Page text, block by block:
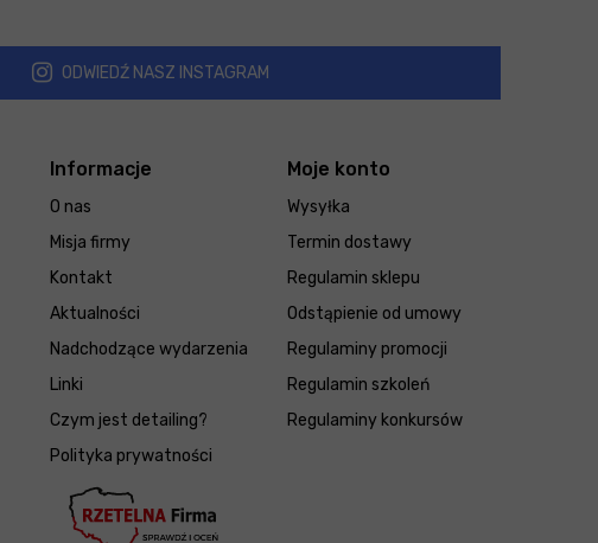
ODWIEDŹ NASZ INSTAGRAM
Informacje
O nas
Misja firmy
Kontakt
Aktualności
Nadchodzące wydarzenia
Linki
Czym jest detailing?
Polityka prywatności
Moje konto
Wysyłka
Termin dostawy
Regulamin sklepu
Odstąpienie od umowy
Regulaminy promocji
Regulamin szkoleń
Regulaminy konkursów